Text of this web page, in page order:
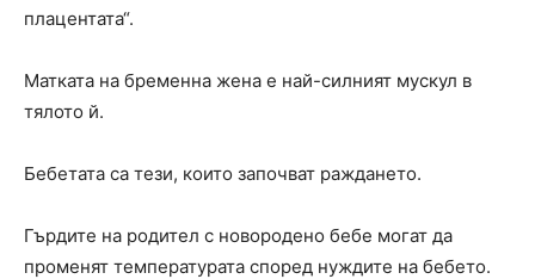
плацентата“.
Матката на бременна жена е най-силният мускул в
тялото й.
Бебетата са тези, които започват раждането.
Гърдите на родител с новородено бебе могат да
променят температурата според нуждите на бебето.